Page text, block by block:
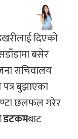
दिएको
बसेर
सचिवालय
बुझाएका
छलफल गरेर
डटकमबाट